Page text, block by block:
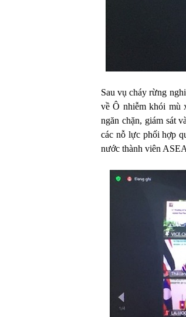
Sau vụ cháy rừng
về Ô nhiễm khói mù
ngăn chặn, giám sát
các nỗ lực phối hợp
nước thành viên